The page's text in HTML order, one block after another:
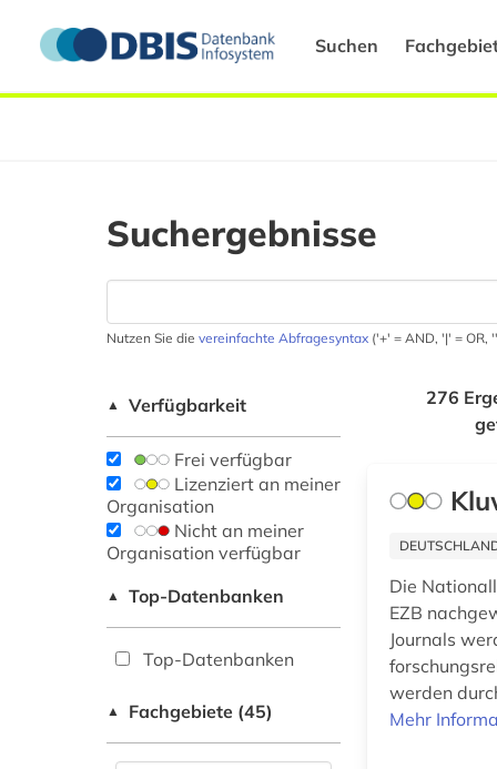
Suchen
Suchergebnisse
Nutzen Sie die vereinfachte Abfragesyntax ('+' = AND, '|' = OR,
▲ Verfügbarkeit
Frei verfügbar
Lizenziert an meiner
Organisation
Nicht an meiner
Organisation verfügbar
▲ Top-Datenbanken
Top-Datenbanken
▲ Fachgebiete (45)
276
Die
EZB
Journals
werden
Mehr